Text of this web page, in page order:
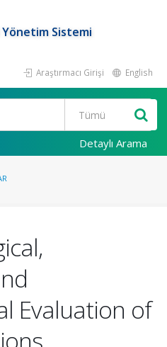
Sistemi
Araştırmacı Girişi English
Detaylı Arama
Evaluation of